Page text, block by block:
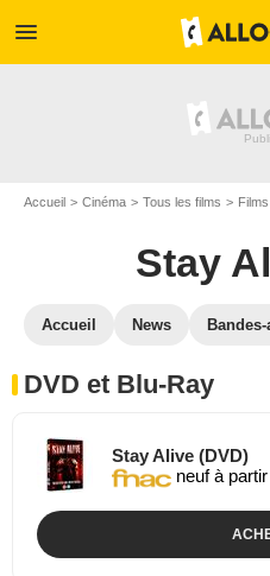
menu
Accueil Cinéma Tous les films
Stay
Accueil News
DVD et Blu-Ray
Stay Alive (DVD)
neuf à